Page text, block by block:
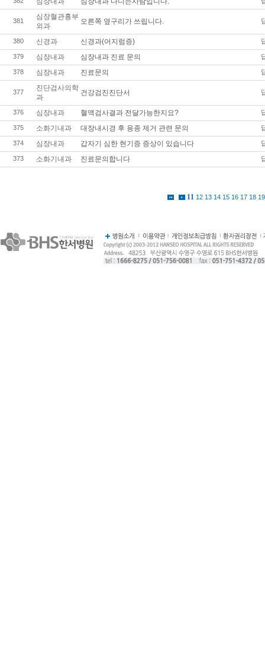
381
심장혈관흉부
외과
오른쪽 옆구리가 쓰립니다.
380 신경과 신경과(어지럼증)
379 심장내과 심장내과 진료 문의
378 심장내과 진료문의
377
진단검사의학
과
건강검진진단서
376 심장내과 혈액검사결과 전달가능한지요?
375 소화기내과 대장내시경 후 용종 제거 관련 문의
374 심장내과 갑자기 심한 현기증 증상이 있습니다
373 소화기내과 진료문의합니다
11 12 13 14 15 16 17 18 19